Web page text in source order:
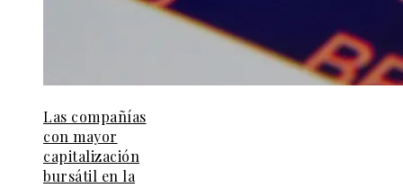
Las compañías
con mayor
capitalización
bursátil en la